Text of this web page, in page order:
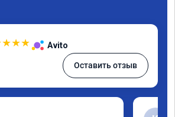
★★★ Avito
Оставить отзыв